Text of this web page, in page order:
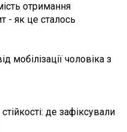
отримання
- як це сталось
мобілізації чоловіка з
де зафіксували